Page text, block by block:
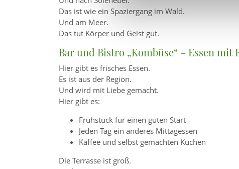
Das ist wie ein Spaziergang im Wald.
Und am Meer.
Das tut Körper und Geist gut.
Bar und Bistro „Kombüse“ – Essen mit
Hier gibt es frisches Essen.
Es ist aus der Region.
Und wird mit Liebe gemacht.
Hier gibt es:
Frühstück für einen guten Start
Jeden Tag ein anderes Mittagessen
Kaffee und selbst gemachten Kuchen
Die Terrasse ist groß.